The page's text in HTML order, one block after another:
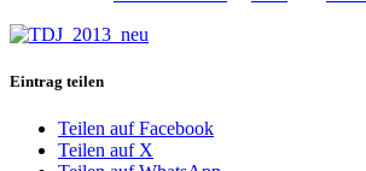
Eintrag teilen
Teilen auf Facebook
Teilen auf X